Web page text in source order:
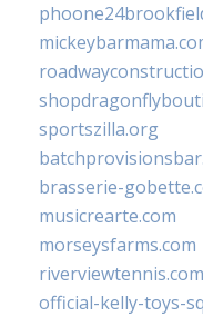
sportszilla.org
brasserie-
musicrearte.com
morseysfarms.com
riverviewtennis.com
official-kelly-toys-